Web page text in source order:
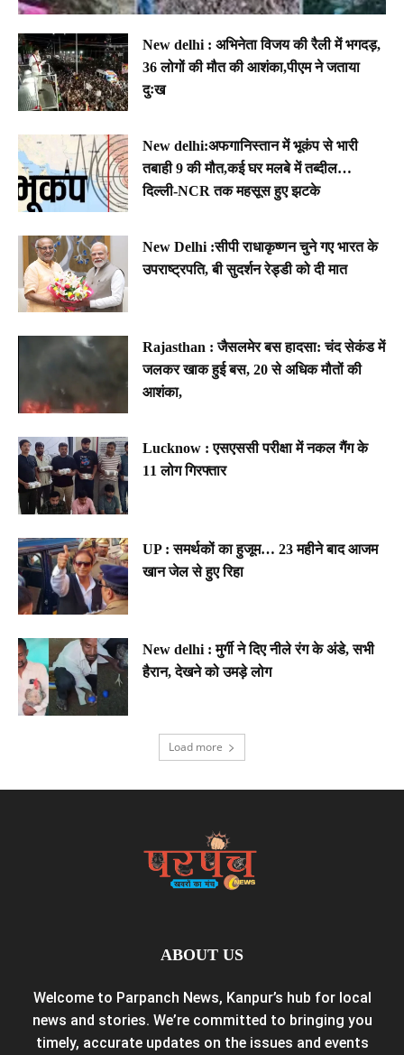
New delhi : अभिनेता विजय की रैली में भगदड़,
36 लोगों की मौत की आशंका,पीएम ने जताया
दुःख
New delhi:अफगानिस्तान में भूकंप से भारी
तबाही 9 की मौत,कई घर मलबे में तब्दील…
दिल्ली-NCR तक महसूस हुए झटके
New Delhi :सीपी राधाकृष्णन चुने गए भारत के
उपराष्ट्रपति, बी सुदर्शन रेड्डी को दी मात
Rajasthan : जैसलमेर बस हादसा: चंद सेकंड में
जलकर खाक हुई बस, 20 से अधिक मौतों की
आशंका,
Lucknow : एसएससी परीक्षा में नकल गैंग के
11 लोग गिरफ्तार
UP : समर्थकों का हुजूम… 23 महीने बाद आजम
खान जेल से हुए रिहा
New delhi : मुर्गी ने दिए नीले रंग के अंडे, सभी
हैरान, देखने को उमड़े लोग
Load more
ABOUT US
Welcome to Parpanch News, Kanpur’s hub for local
news and stories. We’re committed to bringing you
timely, accurate updates on the issues and events